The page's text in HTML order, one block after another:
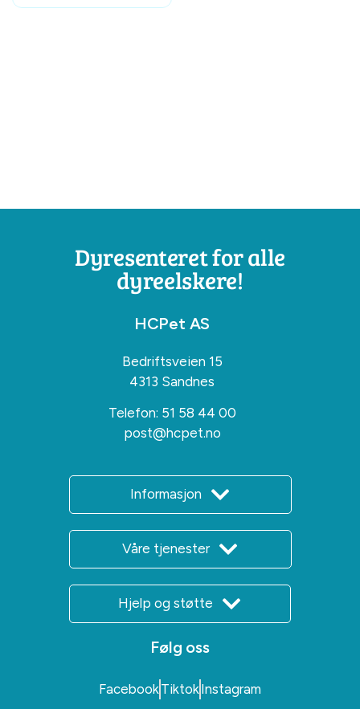
Dyresenteret for alle
dyreelskere!
HCPet AS
Bedriftsveien 15
4313 Sandnes
Telefon: 51 58 44 00
post@hcpet.no
Informasjon
Våre tjenester
Hjelp og støtte
Følg oss
FacebookTiktokInstagram